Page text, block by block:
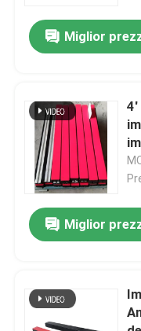
Chi siamo
Controllo di qualità
Contattaci
notizie
Fodera ceramica
Miglior
4'
Miglior